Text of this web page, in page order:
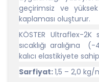
geçirimsiz ve
kaplaması oluşturur.
KÖSTER Ultraflex-
sıcaklığı aralığına
kalıcı elastikiyete
Sarfiyat:1,5 – 2,0 kg/